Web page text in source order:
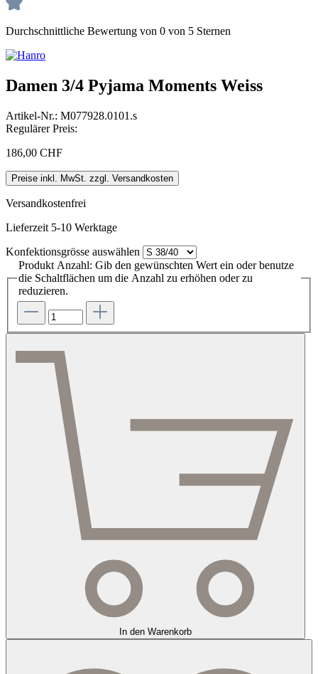
Durchschnittliche Bewertung von 0 von 5 Sternen
Damen 3/4 Pyjama Moments Weiss
Artikel-Nr.: M077928.0101.s
Regulärer Preis:
186,00 CHF
Preise inkl. MwSt. zzgl. Versandkosten
Versandkostenfrei
Lieferzeit 5-10 Werktage
Konfektionsgrösse auswählen
Produkt Anzahl: Gib den gewünschten Wert ein oder benutze
die Schaltflächen um die Anzahl zu erhöhen oder zu
reduzieren.
In den Warenkorb